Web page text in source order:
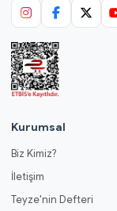
Kurumsal
Biz Kimiz?
İletişim
Teyze'nin Defteri